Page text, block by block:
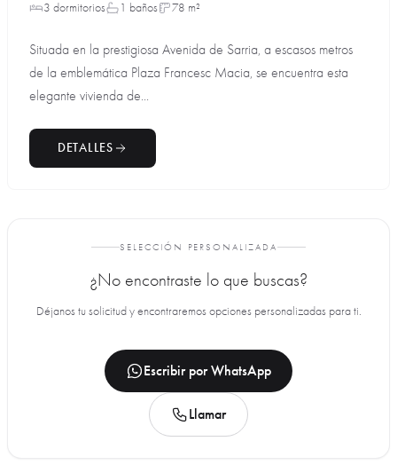
3 dormitorios 1 baños 78 m²
Situada en la prestigiosa Avenida de Sarria, a escasos metros
de la emblemática Plaza Francesc Macia, se encuentra esta
elegante vivienda de...
DETALLES
SELECCIÓN PERSONALIZADA
¿No encontraste lo que buscas?
Déjanos tu solicitud y encontraremos opciones personalizadas para ti.
Escribir por WhatsApp
Llamar